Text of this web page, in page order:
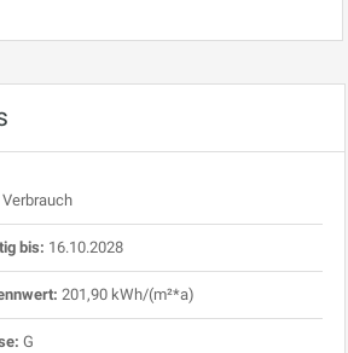
Verbrauch
bis: 16.10.2028
201,90 kWh/(m²*a)
G